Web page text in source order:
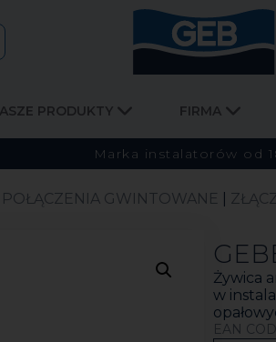
PRODUKTY FIRMA
Marka instalatorów od
POŁĄCZENIA GWINTOWANE
Żywica
w
EAN